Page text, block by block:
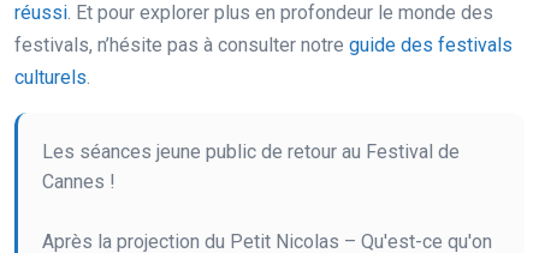
réussi. Et pour explorer plus en profondeur le monde des
festivals, n’hésite pas à consulter notre guide des festivals
culturels.
Les séances jeune public de retour au Festival de
Cannes !
Après la projection du Petit Nicolas – Qu'est-ce qu'on